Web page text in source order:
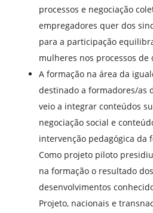
processos e negociação
empregadores quer dos
para a participação
mulheres nos processos de
A formação na área da
destinado a formadores/as
veio a integrar conteúdos
negociação social e
intervenção pedagógica da
Como projeto piloto
na formação o resultado
desenvolvimentos
Projeto, nacionais e